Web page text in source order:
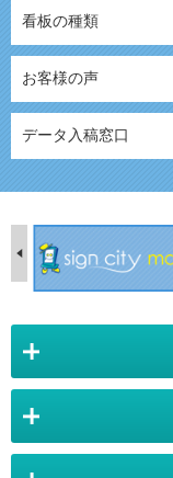
看板の種類
お客様の声
データ入稿窓口
店舗詳細情報